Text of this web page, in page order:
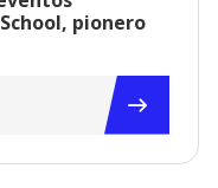
pionero